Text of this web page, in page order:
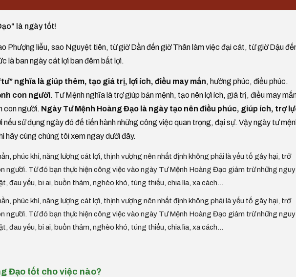
là ngày tốt!
Phượng liễu, sao Nguyệt tiên, từ giờ Dần đến giờ Thân làm việc đại cát, từ giờ Dậu
là ban ngày cát lợi ban đêm bất lợi.
nghĩa là giúp thêm, tạo giá trị, lợi ích, điều may mắn, hưởng phúc, điều phúc.
con người. Tư Mệnh nghĩa là trợ giúp bản mệnh, tạo nên lợi ích, giá trị, điều may
con người. Ngày Tư Mệnh Hoàng Đạo là ngày tạo nên điều phúc, giúp ích, trợ
nếu sử dụng ngày đó để tiến hành những công việc quan trọng, đại sự. Vậy ngày tư
hãy cùng chúng tôi xem ngay dưới đây.
phúc khí, năng lượng cát lợi, thịnh vượng nên nhất định không phải là yếu tố gây hại, trở
người. Từ đó bạn thực hiện công việc vào ngày Tư Mệnh Hoàng Đạo giảm trừ những nguy
đau yếu, bi ai, buồn thảm, nghèo khó, túng thiếu, chia lìa, xa cách...
phúc khí, năng lượng cát lợi, thịnh vượng nên nhất định không phải là yếu tố gây hại, trở
người. Từ đó bạn thực hiện công việc vào ngày Tư Mệnh Hoàng Đạo giảm trừ những nguy
đau yếu, bi ai, buồn thảm, nghèo khó, túng thiếu, chia lìa, xa cách...
Đạo tốt cho việc nào?